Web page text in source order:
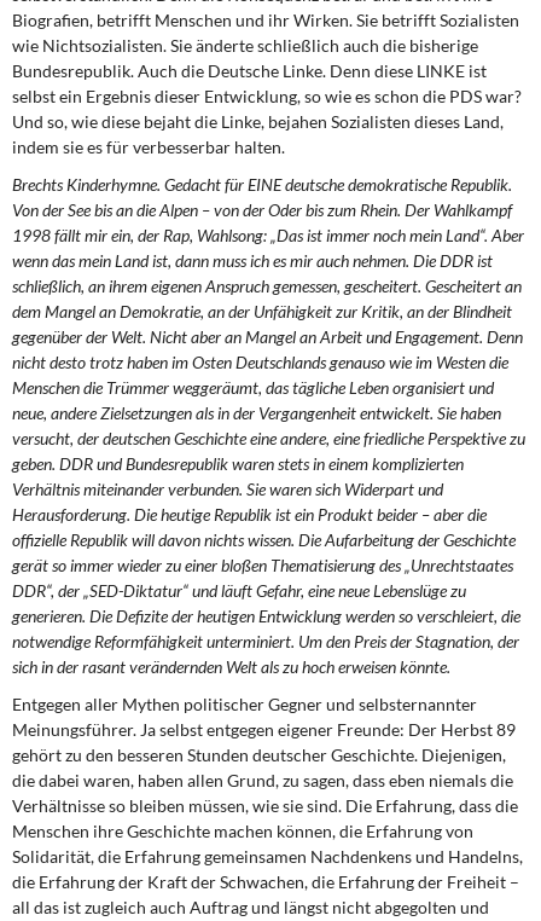
Biografien, betrifft Menschen und ihr Wirken. Sie betrifft Sozialisten
wie Nichtsozialisten. Sie änderte schließlich auch die bisherige
Bundesrepublik. Auch die Deutsche Linke. Denn diese LINKE ist
selbst ein Ergebnis dieser Entwicklung, so wie es schon die PDS war?
Und so, wie diese bejaht die Linke, bejahen Sozialisten dieses Land,
indem sie es für verbesserbar halten.
Brechts Kinderhymne. Gedacht für EINE deutsche demokratische Republik.
Von der See bis an die Alpen – von der Oder bis zum Rhein. Der Wahlkampf
1998 fällt mir ein, der Rap, Wahlsong: „Das ist immer noch mein Land“. Aber
wenn das mein Land ist, dann muss ich es mir auch nehmen. Die DDR ist
schließlich, an ihrem eigenen Anspruch gemessen, gescheitert. Gescheitert an
dem Mangel an Demokratie, an der Unfähigkeit zur Kritik, an der Blindheit
gegenüber der Welt. Nicht aber an Mangel an Arbeit und Engagement. Denn
nicht desto trotz haben im Osten Deutschlands genauso wie im Westen die
Menschen die Trümmer weggeräumt, das tägliche Leben organisiert und
neue, andere Zielsetzungen als in der Vergangenheit entwickelt. Sie haben
versucht, der deutschen Geschichte eine andere, eine friedliche Perspektive zu
geben. DDR und Bundesrepublik waren stets in einem komplizierten
Verhältnis miteinander verbunden. Sie waren sich Widerpart und
Herausforderung. Die heutige Republik ist ein Produkt beider – aber die
offizielle Republik will davon nichts wissen. Die Aufarbeitung der Geschichte
gerät so immer wieder zu einer bloßen Thematisierung des „Unrechtstaates
DDR“, der „SED-Diktatur“ und läuft Gefahr, eine neue Lebenslüge zu
generieren. Die Defizite der heutigen Entwicklung werden so verschleiert, die
notwendige Reformfähigkeit unterminiert. Um den Preis der Stagnation, der
sich in der rasant verändernden Welt als zu hoch erweisen könnte.
Entgegen aller Mythen politischer Gegner und selbsternannter
Meinungsführer. Ja selbst entgegen eigener Freunde: Der Herbst 89
gehört zu den besseren Stunden deutscher Geschichte. Diejenigen,
die dabei waren, haben allen Grund, zu sagen, dass eben niemals die
Verhältnisse so bleiben müssen, wie sie sind. Die Erfahrung, dass die
Menschen ihre Geschichte machen können, die Erfahrung von
Solidarität, die Erfahrung gemeinsamen Nachdenkens und Handelns,
die Erfahrung der Kraft der Schwachen, die Erfahrung der Freiheit –
all das ist zugleich auch Auftrag und längst nicht abgegolten und